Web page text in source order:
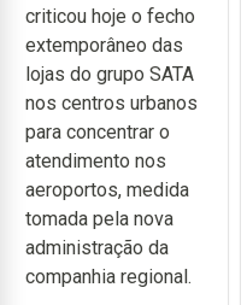
criticou hoje o fecho
extemporâneo das
lojas do grupo SATA
nos centros urbanos
para concentrar o
atendimento nos
aeroportos, medida
tomada pela nova
administração da
companhia regional.